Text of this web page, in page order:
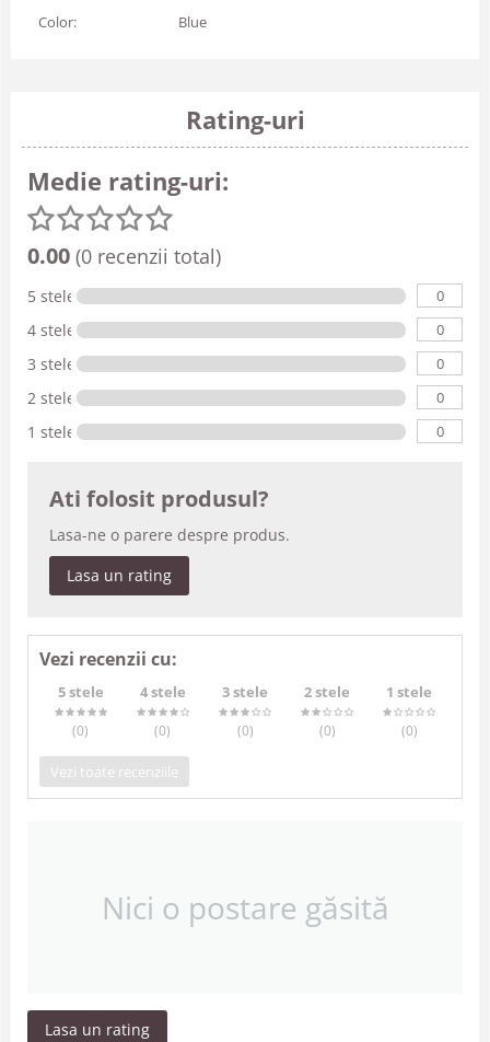
Color: Blue
Rating-uri
Medie rating-uri:
0.00 (0 recenzii total)
5 stele 0
4 stele 0
3 stele 0
2 stele 0
1 stele 0
Ati folosit produsul?
Lasa-ne o parere despre produs.
Lasa un rating
Vezi recenzii cu:
5 stele
(0)
4 stele
(0)
3 stele
(0)
2 stele
(0)
1 stele
(0)
Vezi toate recenziile
Nici o postare găsită
Lasa un rating